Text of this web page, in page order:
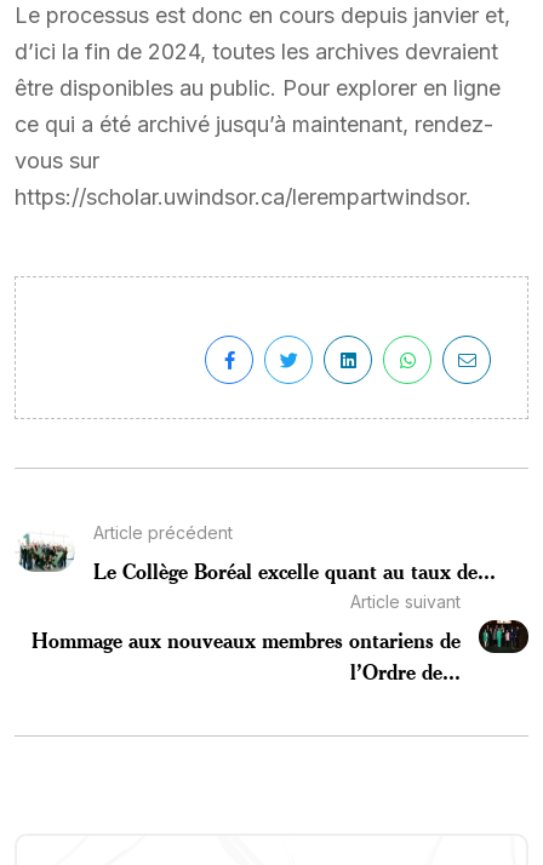
Le processus est donc en cours depuis janvier et,
d’ici la fin de 2024, toutes les archives devraient
être disponibles au public. Pour explorer en ligne
ce qui a été archivé jusqu’à maintenant, rendez-
vous sur
https://scholar.uwindsor.ca/lerempartwindsor.
Article précédent
Le Collège Boréal excelle quant au taux de...
Article suivant
Hommage aux nouveaux membres ontariens de
l’Ordre de...